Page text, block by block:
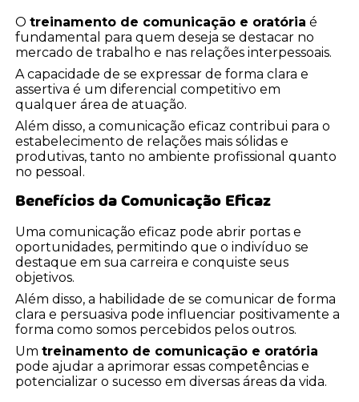
Otreinamento de comunicação e oratória é
fundamental para quem deseja se destacar no
mercado de trabalho e nas relações interpessoais.
A capacidade de se expressar de forma clara e
assertiva é um diferencial competitivo em
qualquer área de atuação.
Além disso, a comunicação eficaz contribui para o
estabelecimento de relações mais sólidas e
produtivas, tanto no ambiente profissional quanto
no pessoal.
Benefícios da Comunicação Eficaz
Uma comunicação eficaz pode abrir portas e
oportunidades, permitindo que o indivíduo se
destaque em sua carreira e conquiste seus
objetivos.
Além disso, a habilidade de se comunicar de forma
clara e persuasiva pode influenciar positivamente a
forma como somos percebidos pelos outros.
Umtreinamento de comunicação e oratória
pode ajudar a aprimorar essas competências e
potencializar o sucesso em diversas áreas da vida.